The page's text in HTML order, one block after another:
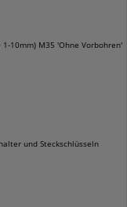
1-10mm) M35 'Ohne Vorbohren'
und Steckschlüsseln